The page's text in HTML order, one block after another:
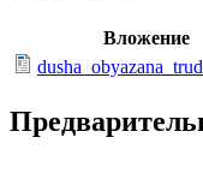
Вложение